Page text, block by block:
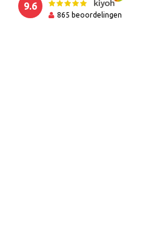
9.6
865 beoordelingen